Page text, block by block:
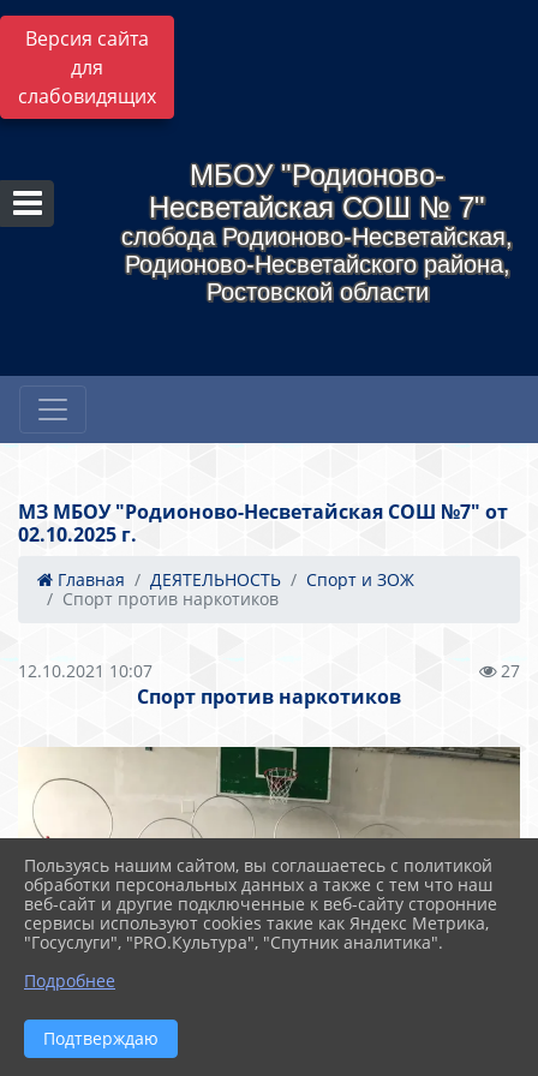
Версия сайта
для
слабовидящих
МБОУ "Родионово-
Несветайская СОШ № 7"
слобода Родионово-Несветайская,
Родионово-Несветайского района,
Ростовской области
МЗ МБОУ "Родионово-Несветайская СОШ №7" от
02.10.2025 г.
Главная ДЕЯТЕЛЬНОСТЬ
Спорт и ЗОЖ
Спорт против наркотиков
12.10.2021 10:07 27
Спорт против наркотиков
Пользуясь нашим сайтом, вы соглашаетесь с политикой
обработки персональных данных а также с тем что наш
веб-сайт и другие подключенные к веб-сайту сторонние
сервисы используют cookies такие как Яндекс Метрика,
"Госуслуги", "PRO.Культура", "Спутник аналитика".
Подробнее
Подтверждаю